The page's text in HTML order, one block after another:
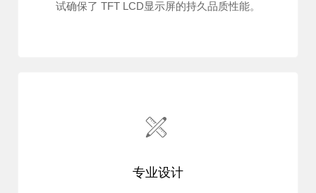
试确保了 TFT LCD显示屏的持久品质性能。
专业设计